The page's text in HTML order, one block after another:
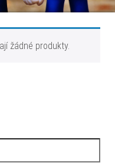
žádné produkty.